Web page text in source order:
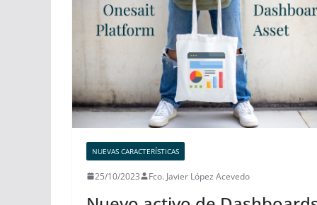
NUEVAS CARACTERÍSTICAS
25/10/2023 Fco. Javier López Acevedo